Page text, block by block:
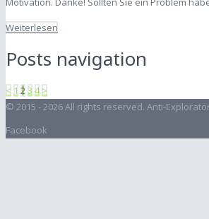
Weiterlesen
Posts navigation
< 1 23 4 >
© 2015 -2026 All rights reserved. Anti-
Facebook